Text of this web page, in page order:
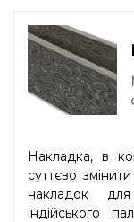
Накладка, в
суттєво
накладок
індійського